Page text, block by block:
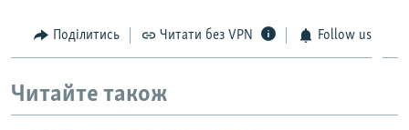
Поділитись Читати без VPN Follow us
Читайте також